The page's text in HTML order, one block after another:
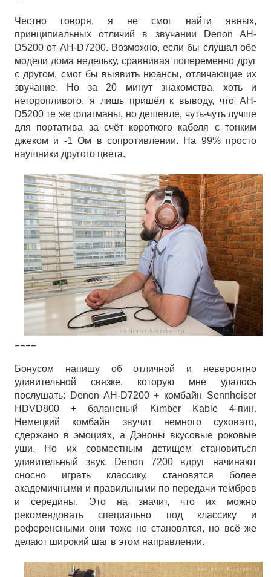
Честно говоря, я не смог найти явных,
принципиальных отличий в звучании Denon AH-
D5200 от AH-D7200. Возможно, если бы слушал обе
модели дома недельку, сравнивая попеременно друг
с другом, смог бы выявить нюансы, отличающие их
звучание. Но за 20 минут знакомства, хоть и
неторопливого, я лишь пришёл к выводу, что AH-
D5200 те же флагманы, но дешевле, чуть-чуть лучше
для портатива за счёт короткого кабеля с тонким
джеком и -1 Ом в сопротивлении. На 99% просто
наушники другого цвета.
Бонусом напишу об отличной и невероятно
удивительной связке, которую мне удалось
послушать: Denon AH-D7200 + комбайн Sennheiser
HDVD800 + балансный Kimber Kable 4-пин.
Немецкий комбайн звучит немного суховато,
сдержано в эмоциях, а Дэноны вкусовые роковые
уши. Но их совместным детищем становиться
удивительный звук. Denon 7200 вдруг начинают
сносно играть классику, становятся более
академичными и правильными по передачи тембров
и середины. Это на значит, что их можно
рекомендовать специально под классику и
референсными они тоже не становятся, но всё же
делают широкий шаг в этом направлении.